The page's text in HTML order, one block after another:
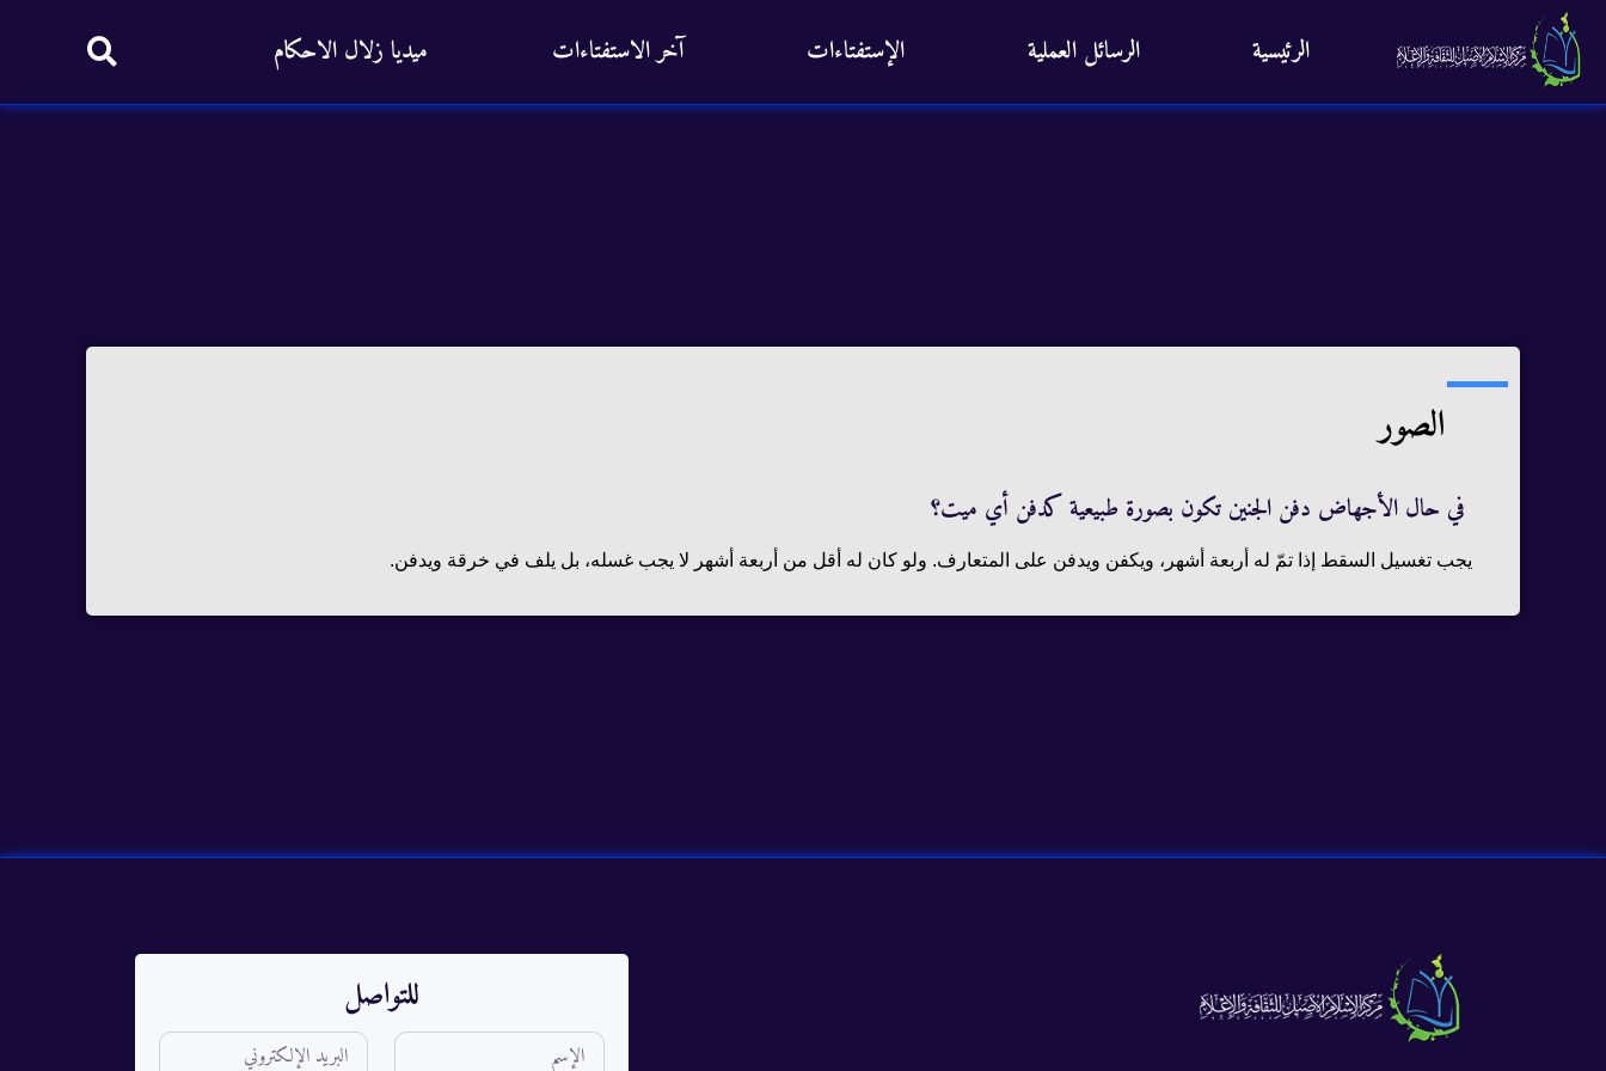
الرئيسية الرسائل العملية الإستفتاءات آخر الاستفتاءات ميديا زلال الاحكام
الصور
في حال الأجهاض دفن الجنين تكون بصورة طبيعية كدفن أي ميت؟
يجب تغسيل السقط إذا تمّ له أربعة أشهر، ويكفن ويدفن على المتعارف. ولو كان له أقل من أربعة أشهر لا يجب غسله، بل يلف في خرقة ويدفن.
للتواصل